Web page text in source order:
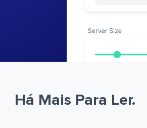
Há Mais Para Ler.